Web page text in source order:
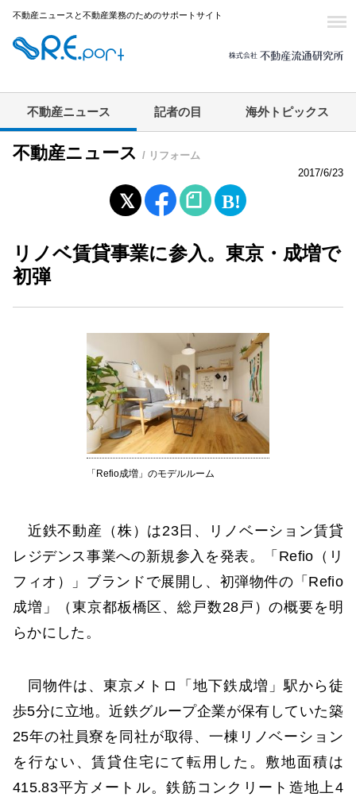
不動産ニュースと不動産業務のためのサポートサイト
不動産ニュース 記者の目 海外トピックス
不動産ニュース / リフォーム
2017/6/23
リノベ賃貸事業に参入。東京・成増で
初弾
「Refio成増」のモデルルーム
近鉄不動産（株）は23日、リノベーション賃貸
レジデンス事業への新規参入を発表。「Refio（リ
フィオ）」ブランドで展開し、初弾物件の「Refio
成増」（東京都板橋区、総戸数28戸）の概要を明
らかにした。
同物件は、東京メトロ「地下鉄成増」駅から徒
歩5分に立地。近鉄グループ企業が保有していた築
25年の社員寮を同社が取得、一棟リノベーション
を行ない、賃貸住宅にて転用した。敷地面積は
415.83平方メートル。鉄筋コンクリート造地上4